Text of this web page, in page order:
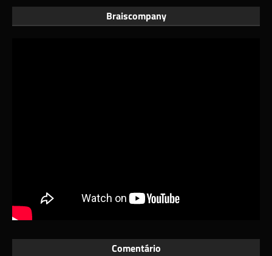
Braiscompany
Comentário